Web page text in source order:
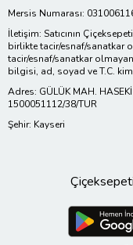
Mersis Numarası:
İletişim: Satıcının
birlikte tacir/esnaf/sanatkar
tacir/esnaf/sanatkar
bilgisi, ad, soyad ve T.C.
Adres: GÜLÜK MAH.
1500051112/38/TUR
Şehir: Kayseri